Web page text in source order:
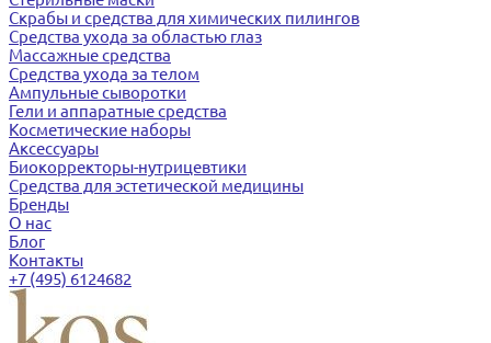
Скрабы и средства для химических пилингов
Средства ухода за областью глаз
Массажные средства
Средства ухода за телом
Ампульные сыворотки
Гели и аппаратные средства
Косметические наборы
Аксессуары
Биокорректоры-нутрицевтики
Средства для эстетической медицины
Бренды
О нас
Блог
Контакты
+7 (495) 6124682